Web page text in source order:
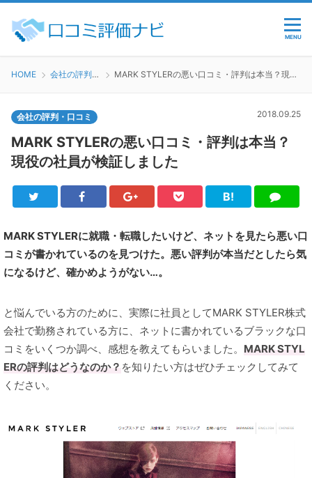
MENU
HOME 会社の評判・口コミ MARK STYLERの悪い口コミ・評判は本当？現役の社員が検証しました
会社の評判・口コミ 2018.09.25
MARK STYLERの悪い口コミ・評判は本当？
現役の社員が検証しました
Twitter FacebookGoogle+Pocket
B!
は
LINE
MARK STYLERに就職・転職したいけど、ネットを見たら悪い口
コミが書かれているのを見つけた。悪い評判が本当だとしたら気
になるけど、確かめようがない…。
と悩んでいる方のために、実際に社員としてMARK STYLER株式
会社で勤務されている方に、ネットに書かれているブラックな口
コミをいくつか調べ、感想を教えてもらいました。 MARK STYL
ERの評判はどうなのか？ を知りたい方はぜひチェックしてみて
ください。